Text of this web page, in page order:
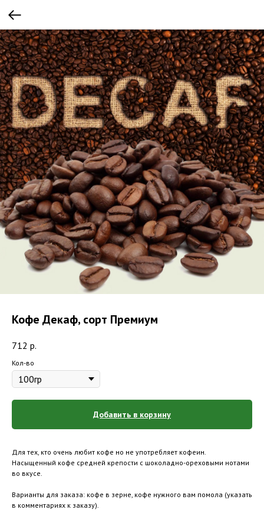
Кофе Декаф, сорт Премиум
712 р.
Кол-во
Добавить в корзину
Для тех, кто очень любит кофе но не употребляет кофеин.
Насыщенный кофе средней крепости с шоколадно-ореховыми нотами
во вкусе.
Варианты для заказа: кофе в зерне, кофе нужного вам помола (указать
в комментариях к заказу).